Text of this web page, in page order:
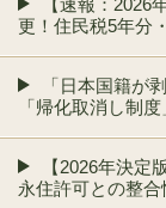
【速報：2026
更！住民税5年分
「日本国籍が
「帰化取消し制
【2026年決定
永住許可との整